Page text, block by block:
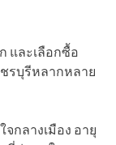
และเลือกซื้อ
รบุรีหลากหลาย
กลางเมือง อายุ